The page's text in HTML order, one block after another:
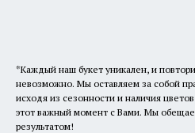
*Каждый наш букет уникален, и
невозможно. Мы оставляем за собой
исходя из сезонности и наличия
этот важный момент с Вами. Мы
результатом!